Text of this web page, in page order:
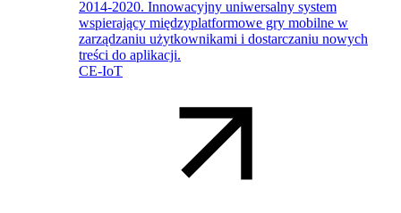
2014-2020. Innowacyjny uniwersalny system
wspierający międzyplatformowe gry mobilne w
zarządzaniu użytkownikami i dostarczaniu nowych
treści do aplikacji.
CE-IoT